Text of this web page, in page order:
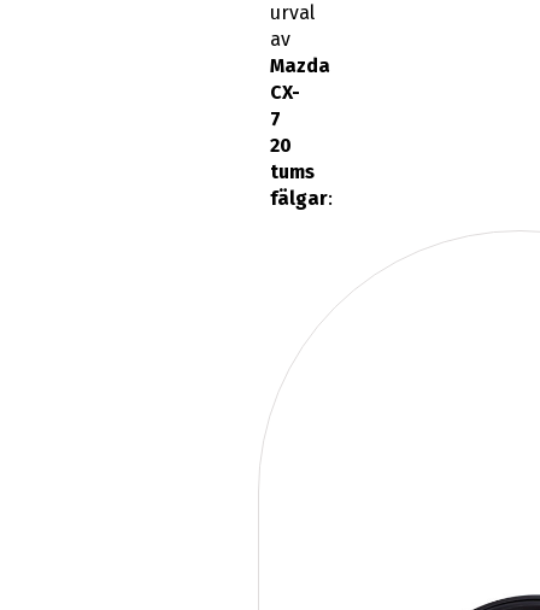
urval
av
Mazda
CX-
7
20
tums
fälgar: